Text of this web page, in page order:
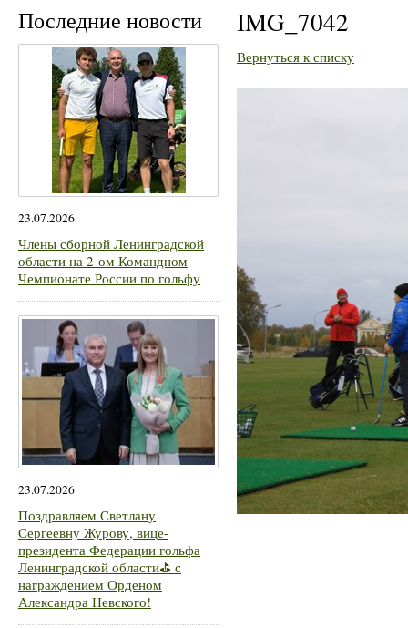
Последние новости
23.07.2026
Члены сборной Ленинградской
области на 2-ом Командном
Чемпионате России по гольфу
23.07.2026
Поздравляем Светлану
Сергеевну Журову, вице-
президента Федерации гольфа
Ленинградской области⛳ с
награждением Орденом
Александра Невского!
IMG_7042
Вернуться к списку